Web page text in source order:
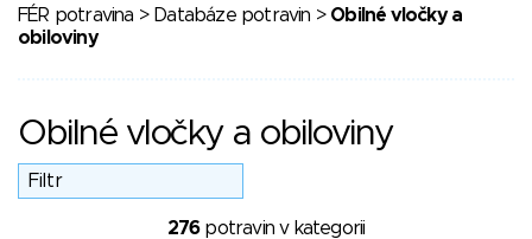
FÉR potravina > Databáze potravin > Obilné vločky a
obiloviny
Obilné vločky a obiloviny
276potravin v kategorii